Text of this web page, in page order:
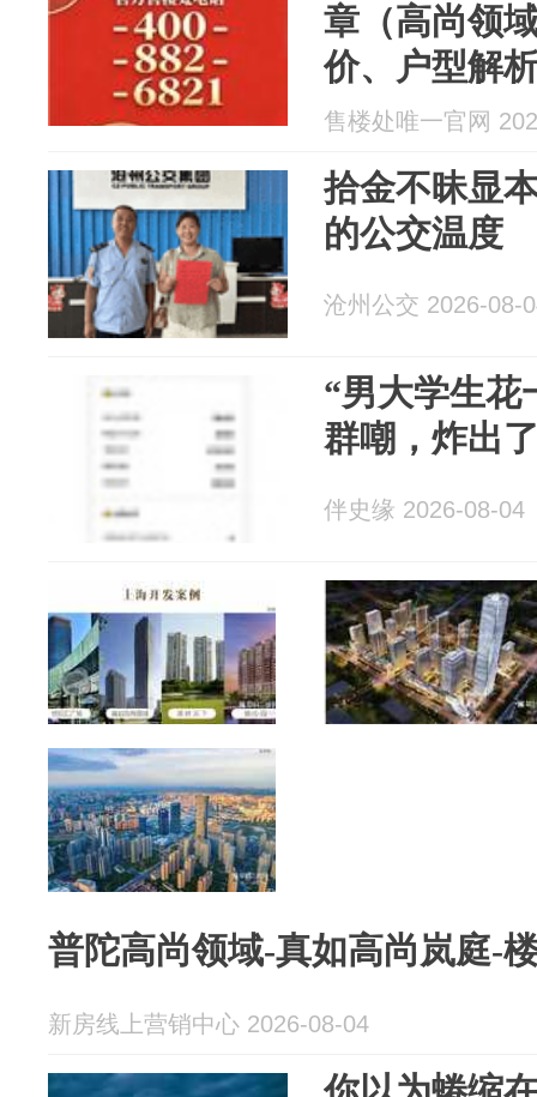
章（高尚领
价、户型解
道
售楼处唯一官网
拾金不昧显
的公交温度
沧州公交 2026-08-
“男大学生花
群嘲，炸出
伴史缘 2026-08-04
普陀高尚领域-真如高尚岚庭-
新房线上营销中心 2026-08-04